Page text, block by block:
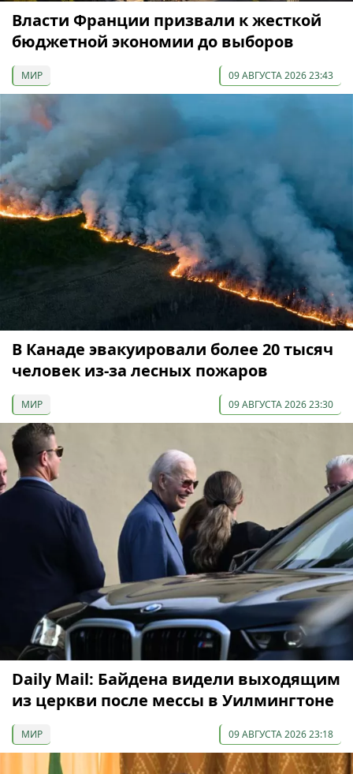
Власти Франции призвали к жесткой
бюджетной экономии до выборов
МИР 09 АВГУСТА 2026 23:43
В Канаде эвакуировали более 20 тысяч
человек из-за лесных пожаров
МИР 09 АВГУСТА 2026 23:30
Daily Mail: Байдена видели выходящим
из церкви после мессы в Уилмингтоне
МИР 09 АВГУСТА 2026 23:18